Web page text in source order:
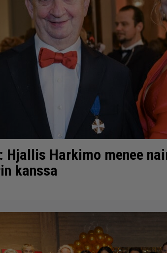
Hjallis Harkimo menee
kanssa